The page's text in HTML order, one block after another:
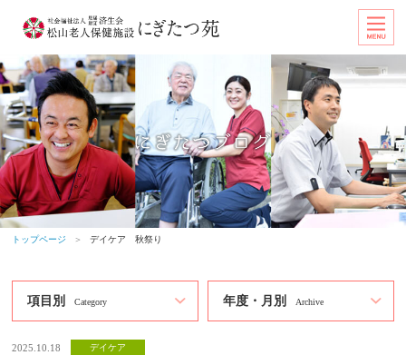
トップページ ＞ デイケア 秋祭り
項目別 Category 年度・月別 Archive
2025.10.18 デイケア